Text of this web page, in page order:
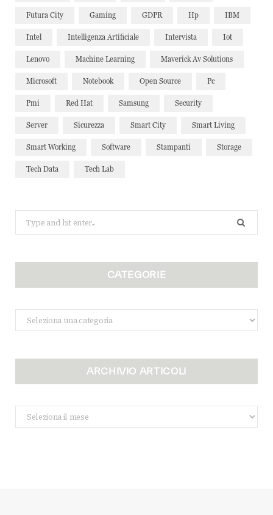
Futura City Gaming GDPR Hp IBM
Intel Intelligenza Artificiale Intervista Iot
Lenovo Machine Learning Maverick Av Solutions
Microsoft Notebook Open Source Pc
Pmi Red Hat Samsung Security
Server Sicurezza Smart City Smart Living
Smart Working Software Stampanti Storage
Tech Data Tech Lab
for:
CATEGORIE
Categorie
ARCHIVIO ARTICOLI
Archivio
Articoli